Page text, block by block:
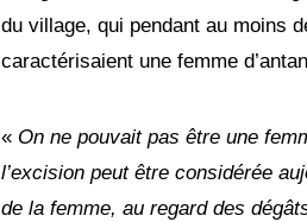
du village, qui pendant au moins
caractérisaient une femme
« On ne pouvait pas être une
l’excision peut être considérée
de la femme, au regard des